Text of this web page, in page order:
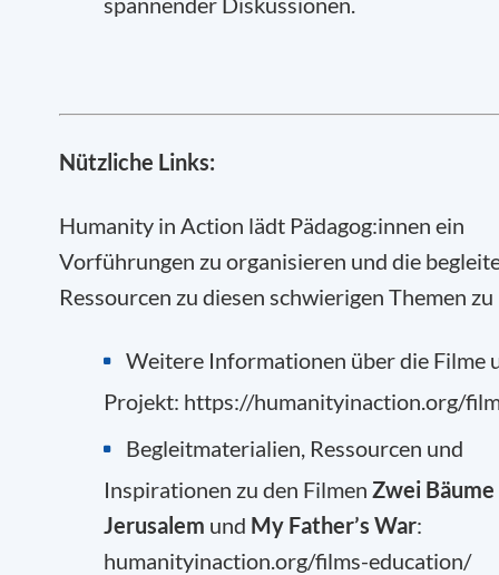
Nützliche Links:
Humanity in Action lädt Pädagog:innen ein
Vorführungen zu organisieren und die
Ressourcen zu diesen schwierigen Themen
Weitere Informationen über die Filme
Projekt: https://humanityinaction.org/
Begleitmaterialien, Ressourcen und
Inspirationen zu den Filmen Zwei Bäume
Jerusalem und My Father’s War:
humanityinaction.org/films-education/